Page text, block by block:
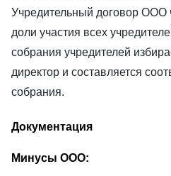
Учредительный договор ООО
доли участия всех
собрания учредителей
директор и составляется
собрания.
Документация
Минусы ООО: